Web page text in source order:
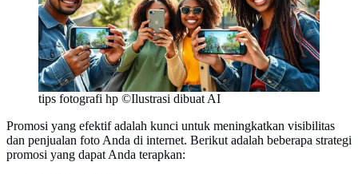
tips fotografi hp ©Ilustrasi dibuat AI
Promosi yang efektif adalah kunci untuk meningkatkan visibilitas
dan penjualan foto Anda di internet. Berikut adalah beberapa strategi
promosi yang dapat Anda terapkan: